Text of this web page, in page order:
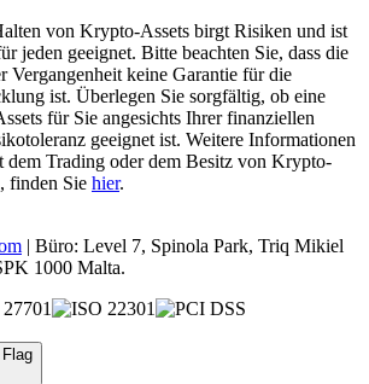
von Krypto-Assets birgt Risiken und ist
jeden geeignet. Bitte beachten Sie, dass die
Vergangenheit keine Garantie für die
ist. Überlegen Sie sorgfältig, ob eine
für Sie angesichts Ihrer finanziellen
geeignet ist. Weitere Informationen
dem Trading oder dem Besitz von Krypto-
finden Sie hier.
| Büro: Level 7, Spinola Park, Triq Mikiel
1000 Malta.